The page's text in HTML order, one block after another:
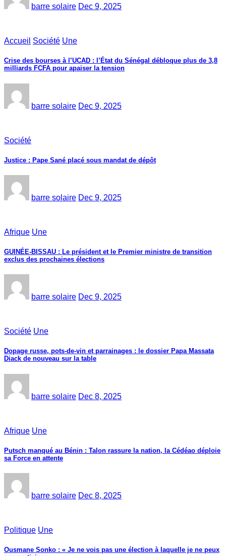
barre solaire Dec 9, 2025
Accueil Société Une
Crise des bourses à l’UCAD : l’État du Sénégal débloque plus de 3,8
milliards FCFA pour apaiser la tension
barre solaire Dec 9, 2025
Société
Justice : Pape Sané placé sous mandat de dépôt
barre solaire Dec 9, 2025
Afrique Une
GUINÉE-BISSAU : Le président et le Premier ministre de transition
exclus des prochaines élections
barre solaire Dec 9, 2025
Société Une
Dopage russe, pots-de-vin et parrainages : le dossier Papa Massata
Diack de nouveau sur la table
barre solaire Dec 8, 2025
Afrique Une
Putsch manqué au Bénin : Talon rassure la nation, la Cédéao déploie
sa Force en attente
barre solaire Dec 8, 2025
Politique Une
Ousmane Sonko : « Je ne vois pas une élection à laquelle je ne peux